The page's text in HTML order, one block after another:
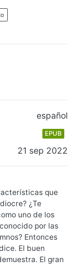
español
EPUB
21 sep 2022
que
¿Te
uno de los
por las
Entonces
El buen
El gran